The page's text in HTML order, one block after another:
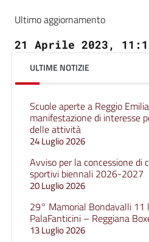
Ultimo aggiornamento
21 Aprile 2023,
ULTIME NOTIZIE
Scuole aperte a Reggio
manifestazione di interesse
delle attività
24 Luglio 2026
Avviso per la concessione di
sportivi biennali 2026-2027
20 Luglio 2026
29° Mamorial Bondavalli 11
PalaFanticini – Reggiana
13 Luglio 2026